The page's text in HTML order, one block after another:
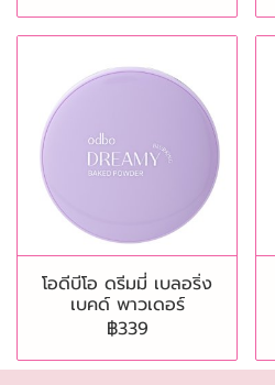
โอดีบีโอ ดรีมมี่ เบลอริ่ง
เบคด์ พาวเดอร์
฿339